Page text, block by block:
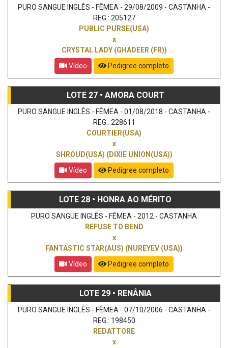
PURO SANGUE INGLÊS - FÊMEA - 29/08/2009 - CASTANHA -
REG.: 205127
PUBLIC PURSE(USA)
x
CRYSTAL LADY (GHADEER (FR))
Vídeo
Pedigree completo
LOTE 27 • AMORA COURT
PURO SANGUE INGLÊS - FÊMEA - 01/08/2018 - CASTANHA -
REG.: 228611
COURTIER(USA)
x
SHROUD(USA) (DIXIE UNION(USA))
Vídeo
Pedigree completo
LOTE 28 • HONRA AO MÉRITO
PURO SANGUE INGLÊS - FÊMEA - 2012 - CASTANHA
REFUSE TO BEND
x
FANTASTIC STAR(AUS) (NUREYEV (USA))
Vídeo
Pedigree completo
LOTE 29 • RENÂNIA
PURO SANGUE INGLÊS - FÊMEA - 07/10/2006 - CASTANHA -
REG.: 198450
REDATTORE
x